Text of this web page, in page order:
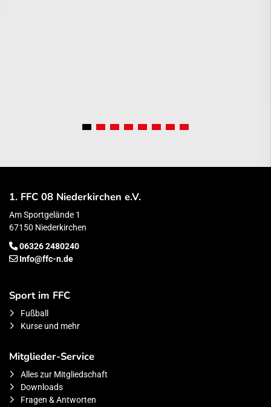
1. FFC 08 Niederkirchen e.V.
Am Sportgelände 1
67150 Niederkirchen
06326 2480240
Info@ffc-n.de
Sport im FFC
Fußball
Kurse und mehr
Mitglieder-Service
Alles zur Mitgliedschaft
Downloads
Fragen & Antworten